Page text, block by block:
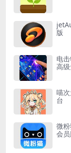
版
电
高
喵
台
微
会